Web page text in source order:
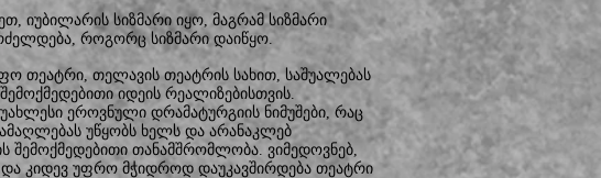
იუბილარის სიზმარი იყო, მაგრამ სიზმარი
როგორც სიზმარი დაიწყო.
თეატრი, თელავის თეატრის სახით, საშუალებას
იდეის რეალიზებისთვის.
ეროვნული დრამატურგიის ნიმუშები, რაც
უწყობს ხელს და არანაკლებ
შემოქმედებითი თანამშრომლობა. ვიმედოვნებ,
კიდევ უფრო მჭიდროდ დაუკავშირდება თეატრი